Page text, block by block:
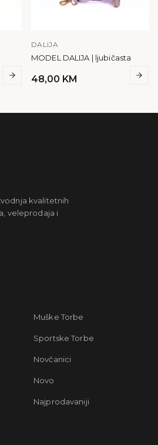
DALIJA
MODEL DALIJA | ljubičasta
48,00 KM
kvalitetnih
veleprodaja i
Muške Torbe
Sportske Torbe
Novčanici
Novo
Najprodavaniji